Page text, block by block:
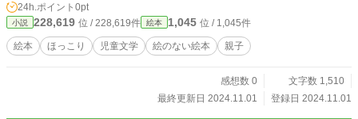
24h.ポイント 0pt
小説 228,619 位 / 228,619件 絵本 1,045 位 / 1,045件
絵本 ほっこり 児童文学 絵のない絵本 親子
感想数 0
文字数 1,510
最終更新日 2024.11.01
登録日 2024.11.01